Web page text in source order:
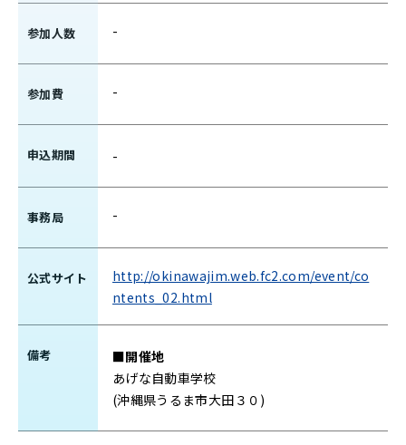
参加人数 -
参加費 -
申込期間 -
事務局 -
公式サイト
http://okinawajim.web.fc2.com/event/co
ntents_02.html
備考
■開催地
あげな自動車学校
(沖縄県うるま市大田３０)